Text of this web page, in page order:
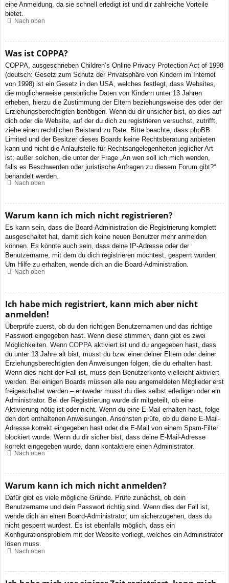
eine Anmeldung, da sie schnell erledigt ist und dir zahlreiche Vorteile
bietet.
Nach oben
Was ist COPPA?
COPPA, ausgeschrieben Children’s Online Privacy Protection Act of 1998
(deutsch: Gesetz zum Schutz der Privatsphäre von Kindern im Internet
von 1998) ist ein Gesetz in den USA, welches festlegt, dass Websites,
die möglicherweise persönliche Daten von Kindern unter 13 Jahren
erheben, hierzu die Zustimmung der Eltern beziehungsweise des oder der
Erziehungsberechtigten benötigen. Wenn du dir unsicher bist, ob dies auf
dich oder die Website, auf der du dich zu registrieren versuchst, zutrifft,
ziehe einen rechtlichen Beistand zu Rate. Bitte beachte, dass phpBB
Limited und der Besitzer dieses Boards keine Rechtsberatung anbieten
kann und nicht die Anlaufstelle für Rechtsangelegenheiten jeglicher Art
ist; außer solchen, die unter der Frage „An wen soll ich mich wenden,
falls es Beschwerden oder juristische Anfragen zu diesem Forum gibt?“
behandelt werden.
Nach oben
Warum kann ich mich nicht registrieren?
Es kann sein, dass die Board-Administration die Registrierung komplett
ausgeschaltet hat, damit sich keine neuen Benutzer mehr anmelden
können. Es könnte auch sein, dass deine IP-Adresse oder der
Benutzername, mit dem du dich registrieren möchtest, gesperrt wurden.
Um Hilfe zu erhalten, wende dich an die Board-Administration.
Nach oben
Ich habe mich registriert, kann mich aber nicht
anmelden!
Überprüfe zuerst, ob du den richtigen Benutzernamen und das richtige
Passwort eingegeben hast. Wenn diese stimmen, dann gibt es zwei
Möglichkeiten. Wenn COPPA aktiviert ist und du angegeben hast, dass
du unter 13 Jahre alt bist, musst du bzw. einer deiner Eltern oder deiner
Erziehungsberechtigten den Anweisungen folgen, die du erhalten hast.
Wenn dies nicht der Fall ist, muss dein Benutzerkonto vielleicht aktiviert
werden. Bei einigen Boards müssen alle neu angemeldeten Mitglieder erst
freigeschaltet werden – entweder musst du dies selbst erledigen oder ein
Administrator. Bei der Registrierung wurde dir mitgeteilt, ob eine
Aktivierung nötig ist oder nicht. Wenn du eine E-Mail erhalten hast, folge
den dort enthaltenen Anweisungen. Ansonsten prüfe, ob du deine E-Mail-
Adresse korrekt eingegeben hast oder die E-Mail von einem Spam-Filter
blockiert wurde. Wenn du dir sicher bist, dass deine E-Mail-Adresse
korrekt eingegeben wurde, dann kontaktiere einen Administrator.
Nach oben
Warum kann ich mich nicht anmelden?
Dafür gibt es viele mögliche Gründe. Prüfe zunächst, ob dein
Benutzername und dein Passwort richtig sind. Wenn dies der Fall ist,
wende dich an einen Board-Administrator, um sicherzugehen, dass du
nicht gesperrt wurdest. Es ist ebenfalls möglich, dass ein
Konfigurationsproblem mit der Website vorliegt, welches ein Administrator
lösen muss.
Nach oben